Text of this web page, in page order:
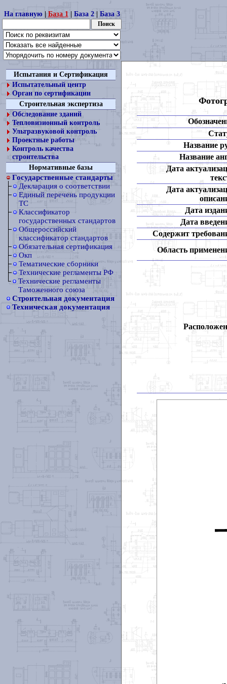
На главную| База 1| База 2| База 3
Испытания и Сертификация
Испытательный центр
Орган по сертификации
Строительная экспертиза
Обследование зданий
Тепловизионный контроль
Ультразвуковой контроль
Проектные работы
Контроль качества
строительства
Нормативные базы
Государственные стандарты
Декларация о соответствии
Единый перечень продукции
ТС
Классификатор
государственных стандартов
Общероссийский
классификатор стандартов
Обязательная сертификация
Окп
Тематические сборники
Технические регламенты РФ
Технические регламенты
Таможенного союза
Строительная документация
Техническая документация
Название
Название
Дата
Дата
Дата
Дата
Содержит
Область